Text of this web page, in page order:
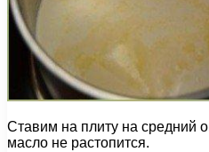
Ставим на плиту на средний
масло не растопится.